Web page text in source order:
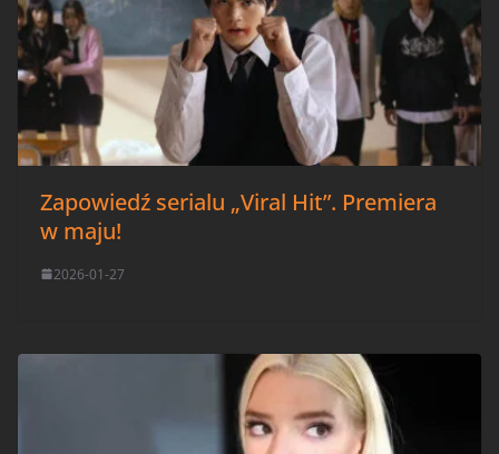
Zapowiedź serialu „Viral Hit”. Premiera
w maju!
2026-01-27